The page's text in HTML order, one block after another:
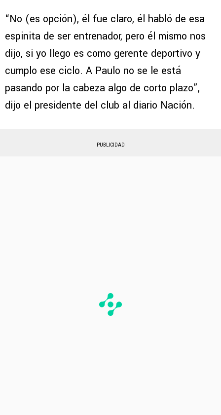
“No (es opción), él fue claro, él habló de esa
espinita de ser entrenador, pero él mismo nos
dijo, si yo llego es como gerente deportivo y
cumplo ese ciclo. A Paulo no se le está
pasando por la cabeza algo de corto plazo”,
dijo el presidente del club al diario Nación.
PUBLICIDAD